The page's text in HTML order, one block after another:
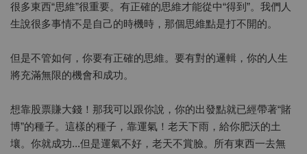
很多東西“思維”很重要。有正確的思維才能從中“得到”。我們人
生說很多事情不是自己的時機時，那個思維點是打不開的。
但是不管如何，你要有正確的思維。要有對的邏輯，你的人生
將充滿無限的機會和成功。
想靠股票賺大錢！那我可以跟你說，你的出發點就已經帶著“賭
博”的種子。這樣的種子，靠運氣！老天下雨，給你肥沃的土
壤。你就成功...但是運氣不好，老天不賞臉。所有東西一去無